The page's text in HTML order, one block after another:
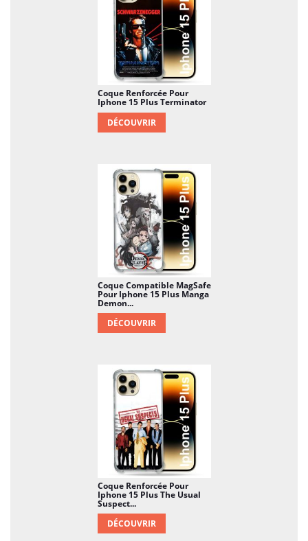
optimiser l'espérance de vie de votre mobile Le
ratio coût-bénéfice de cet achat est largement
positif ! Et si par la même occasion, vous pouvez
donner beaucoup plus de style à votre mobile, que
demander de plus ?
Coque Renforcée Pour
Iphone 15 Plus Terminator
DÉCOUVRIR
Coque Compatible MagSafe
Pour Iphone 15 Plus Manga
Demon...
DÉCOUVRIR
Coque Renforcée Pour
Iphone 15 Plus The Usual
Suspect...
DÉCOUVRIR